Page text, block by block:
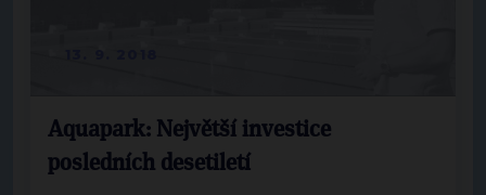
Aquapark: Největší investice
posledních desetiletí